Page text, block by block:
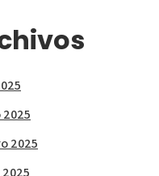
2025
2025